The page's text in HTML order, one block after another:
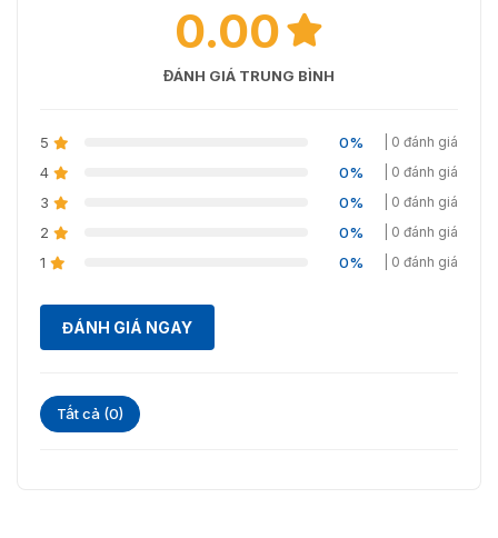
0.00
ĐÁNH GIÁ TRUNG BÌNH
5 0% | 0 đánh giá
4 0% | 0 đánh giá
3 0% | 0 đánh giá
2 0% | 0 đánh giá
1 0% | 0 đánh giá
ĐÁNH GIÁ NGAY
Tất cả (0)